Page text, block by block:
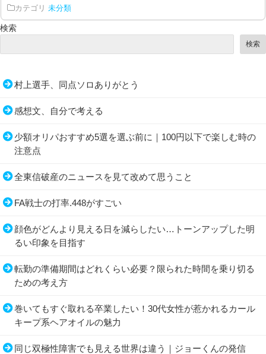
カテゴリ 未分類
検索
検索
村上選手、同点ソロありがとう
感想文、自分で考える
少額オリパおすすめ5選を選ぶ前に｜100円以下で楽しむ時の
注意点
全東信破産のニュースを見て改めて思うこと
FA戦士の打率.448がすごい
顔色がどんより見える日を減らしたい…トーンアップした明
るい印象を目指す
転勤の準備期間はどれくらい必要？限られた時間を乗り切る
ための考え方
巻いてもすぐ取れる卒業したい！30代女性が惹かれるカール
キープ系ヘアオイルの魅力
同じ双極性障害でも見える世界は違う｜ジョーくんの発信